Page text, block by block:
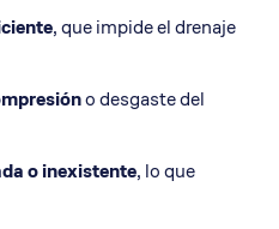
, que impide el drenaje
o desgaste del
o inexistente, lo que